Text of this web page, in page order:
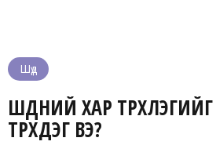
Шүд
ШҮДНИЙ ХАР
ТҮРХДЭГ ВЭ?